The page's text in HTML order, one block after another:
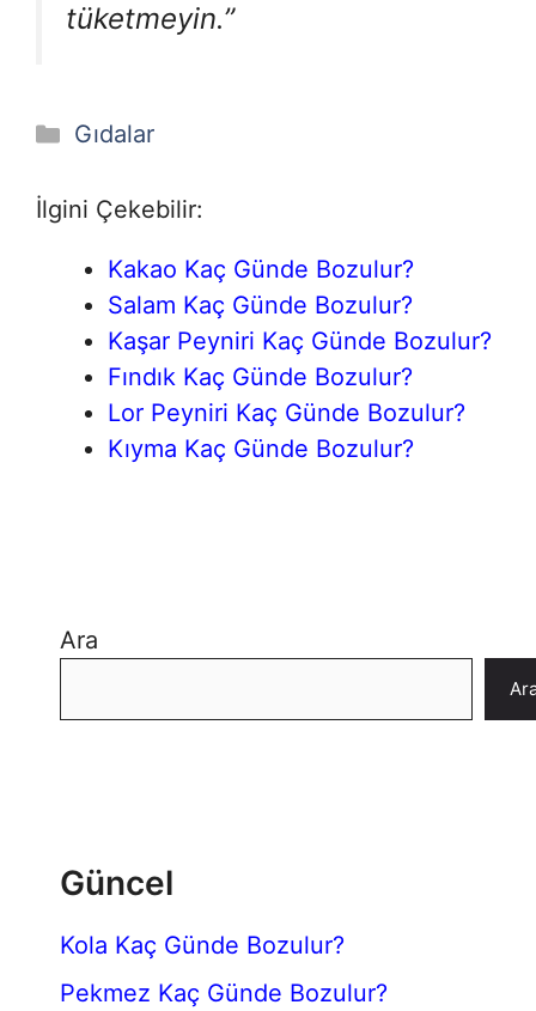
tüketmeyin.”
Kategoriler
Gıdalar
İlgini Çekebilir:
Kakao Kaç Günde Bozulur?
Salam Kaç Günde Bozulur?
Kaşar Peyniri Kaç Günde Bozulur?
Fındık Kaç Günde Bozulur?
Lor Peyniri Kaç Günde Bozulur?
Kıyma Kaç Günde Bozulur?
Ara
Güncel
Kola Kaç Günde Bozulur?
Pekmez Kaç Günde Bozulur?